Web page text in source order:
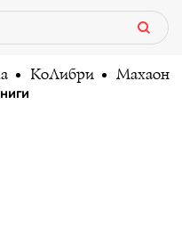
КоЛибри Махаон